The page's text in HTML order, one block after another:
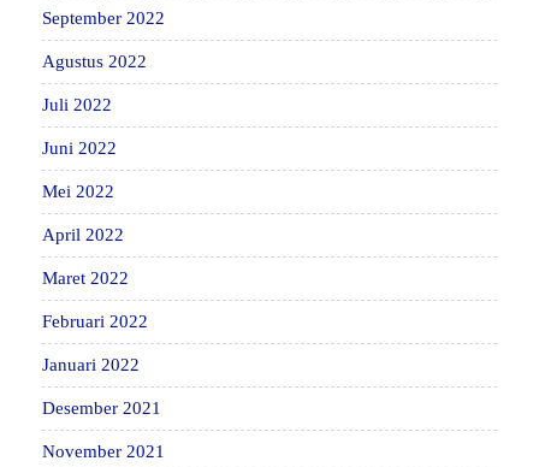
September 2022
Agustus 2022
Juli 2022
Juni 2022
Mei 2022
April 2022
Maret 2022
Februari 2022
Januari 2022
Desember 2021
November 2021